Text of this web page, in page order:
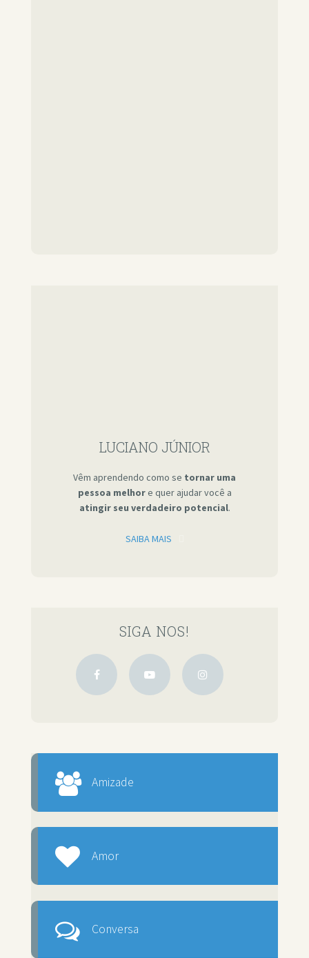
LUCIANO JÚNIOR
Vêm aprendendo como se tornar uma
pessoa melhore quer ajudar você a
atingir seu verdadeiro potencial.
SAIBA MAIS
SIGA NOS!
Amizade
Amor
Conversa